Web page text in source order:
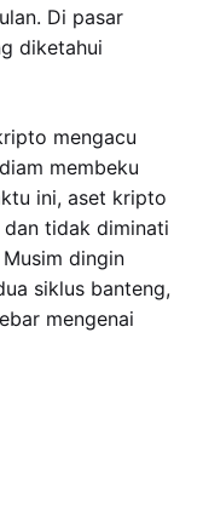
Di pasar
diketahui
mengacu
membeku
ini, aset kripto
tidak diminati
dingin
siklus banteng,
mengenai